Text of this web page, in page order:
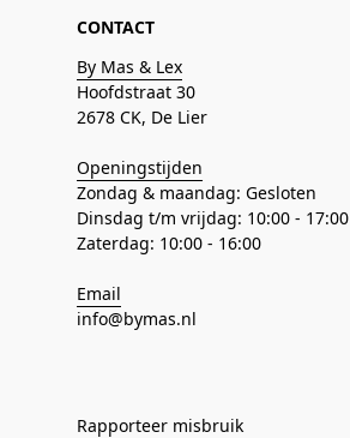
CONTACT
By Mas & Lex
Hoofdstraat 30
2678 CK, De Lier
Openingstijden
Zondag & maandag: Gesloten
Dinsdag t/m vrijdag: 10:00 - 17:00
Zaterdag: 10:00 - 16:00
Email
info@bymas.nl
Rapporteer misbruik